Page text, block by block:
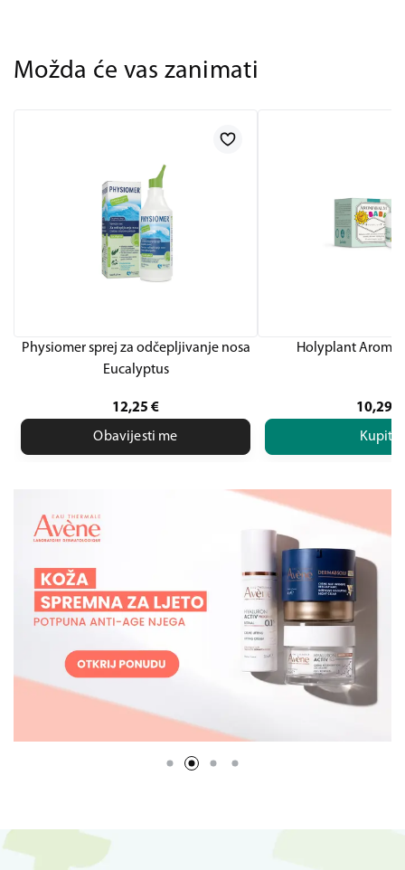
Možda će vas zanimati
Physiomer sprej za odčepljivanje nosa
Eucalyptus
12,25 €
Obavijesti me
Holyplant
10,29
Kupite